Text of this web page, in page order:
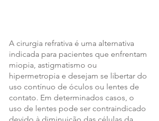
A cirurgia refrativa é uma alternativa
indicada para pacientes que enfrentam
miopia, astigmatismo ou
hipermetropia e desejam se libertar do
uso contínuo de óculos ou lentes de
contato. Em determinados casos, o
uso de lentes pode ser contraindicado